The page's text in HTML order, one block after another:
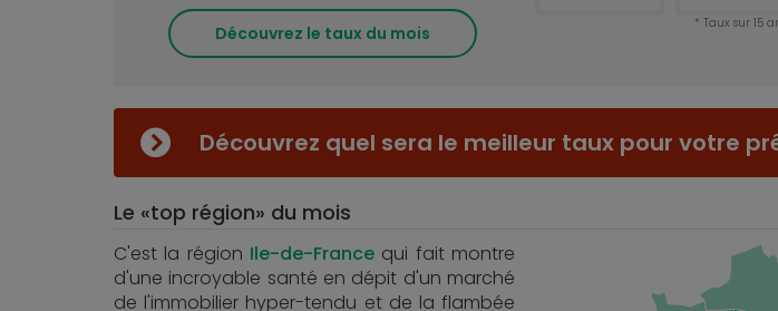
Découvrez le taux du mois Taux sur 15
Découvrez quel sera le meilleur taux pour votre
Le «top région» du mois
C'est la région Ile-de-France qui fait montre
d'une incroyable santé en dépit d'un marché
de l'immobilier hyper-tendu et de la flambée